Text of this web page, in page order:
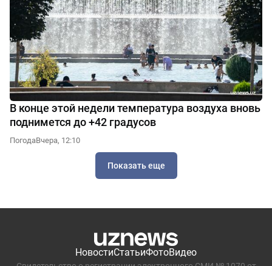
В конце этой недели температура воздуха вновь
поднимется до +42 градусов
ПогодаВчера, 12:10
Показать еще
НовостиСтатьиФотоВидео